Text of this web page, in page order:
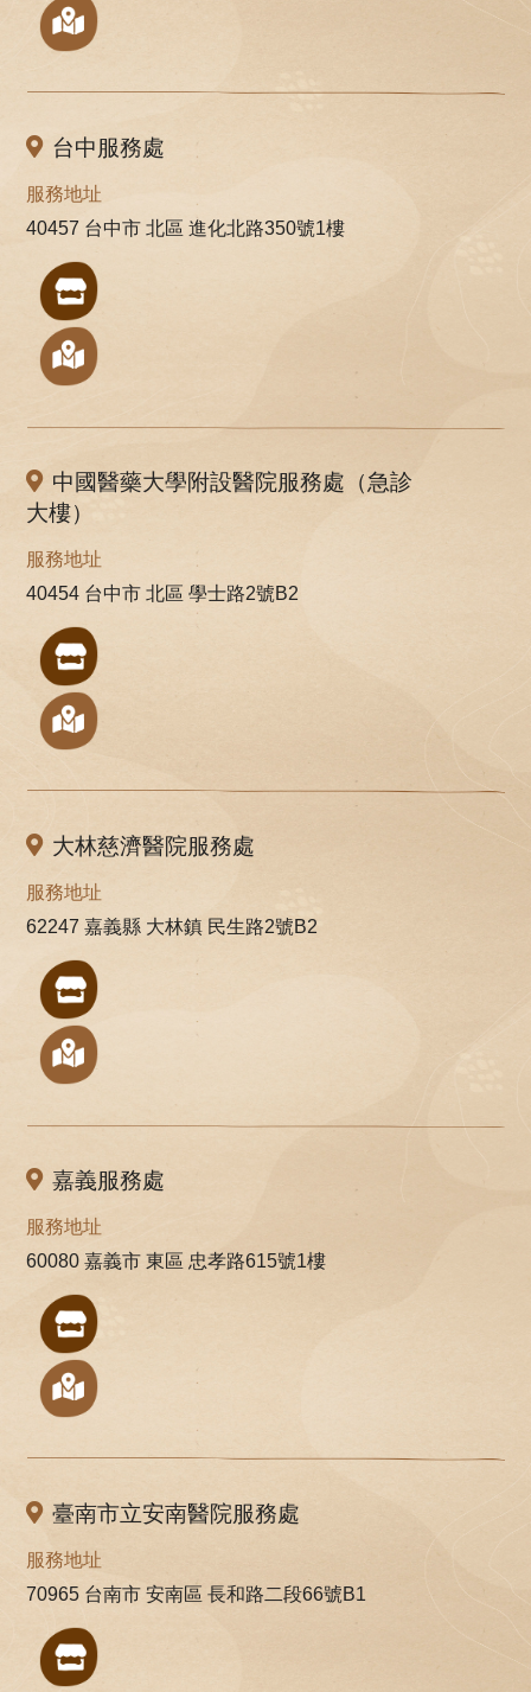
台中服務處
服務地址
40457 台中市 北區 進化北路350號1樓
中國醫藥大學附設醫院服務處（急診
大樓）
服務地址
40454 台中市 北區 學士路2號B2
大林慈濟醫院服務處
服務地址
62247 嘉義縣 大林鎮 民生路2號B2
嘉義服務處
服務地址
60080 嘉義市 東區 忠孝路615號1樓
臺南市立安南醫院服務處
服務地址
70965 台南市 安南區 長和路二段66號B1